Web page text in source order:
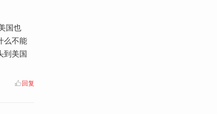
国也
么不能
到美国
回复